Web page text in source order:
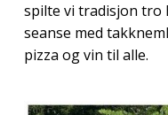
spilte vi tradisjon tro
seanse med
pizza og vin til alle.